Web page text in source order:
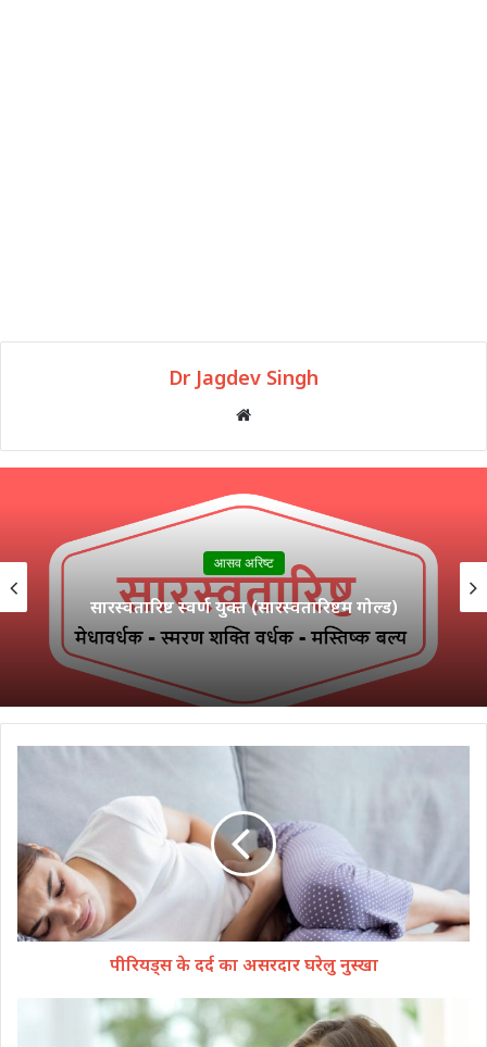
Dr Jagdev Singh
Website
आसव अरिष्ट
अर्जुनारिष्ट (Arjunarishta)
पीरियड्स के दर्द का असरदार घरेलु नुस्खा